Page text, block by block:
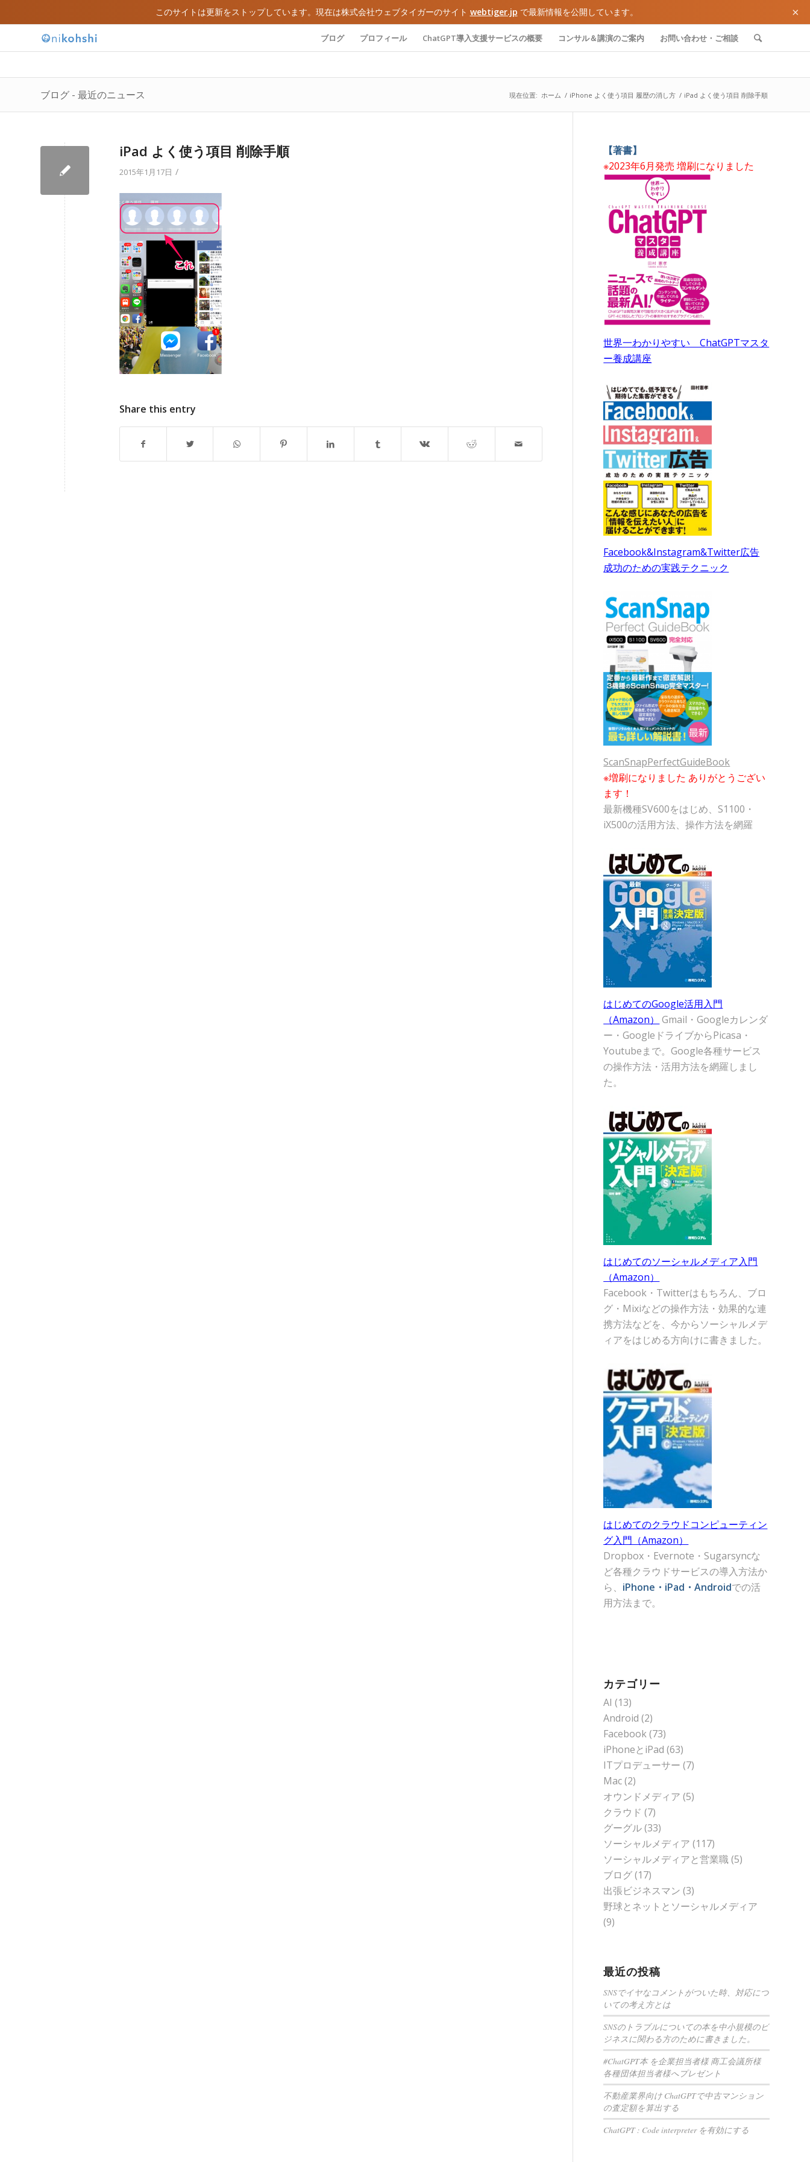
このサイトは更新をストップしています。現在は株式会社ウェブタイガーのサイト webtiger.jp で最新情報を公開しています。 ×
ブログ プロフィール ChatGPT導入支援サービスの概要 コンサル＆講演のご案内 お問い合わせ・ご相談
ブログ - 最近のニュース 現在位置: ホーム / iPhone よく使う項目 履歴の消し方 / iPad よく使う項目 削除手順
iPad よく使う項目 削除手順
2015年1月17日 /
Share this entry
【著書】
※2023年6月発売 増刷になりました
世界一わかりやすい ChatGPTマスタ
ー養成講座
Facebook&Instagram&Twitter広告
成功のための実践テクニック
ScanSnapPerfectGuideBook
※増刷になりました ありがとうござい
ます！
最新機種SV600をはじめ、S1100・
iX500の活用方法、操作方法を網羅
はじめてのGoogle活用入門
（Amazon）
Gmail・Googleカレンダ
ー・GoogleドライブからPicasa・
Youtubeまで。Google各種サービス
の操作方法・活用方法を網羅しまし
た。
はじめてのソーシャルメディア入門
（Amazon）
Facebook・Twitterはもちろん、ブロ
グ・Mixiなどの操作方法・効果的な連
携方法などを、今からソーシャルメデ
ィアをはじめる方向けに書きました。
はじめてのクラウドコンピューティン
グ入門（Amazon）
Dropbox・Evernote・Sugarsyncな
ど各種クラウドサービスの導入方法か
ら、 iPhone・iPad・Androidでの活
用方法まで。
カテゴリー
AI (13)
Android (2)
Facebook(73)
iPhoneとiPad (63)
ITプロデューサー (7)
Mac(2)
オウンドメディア (5)
クラウド (7)
グーグル(33)
ソーシャルメディア (117)
ソーシャルメディアと営業職(5)
ブログ(17)
出張ビジネスマン (3)
野球とネットとソーシャルメディア
(9)
最近の投稿
SNSでイヤなコメントがついた時、対応につ
いての考え方とは
SNSのトラブルについての本を中小規模のビ
ジネスに関わる方のために書きました。
#ChatGPT本 を企業担当者様 商工会議所様
各種団体担当者様へプレゼント
不動産業界向け ChatGPTで中古マンション
の査定額を算出する
ChatGPT : Code interpreter を有効にする